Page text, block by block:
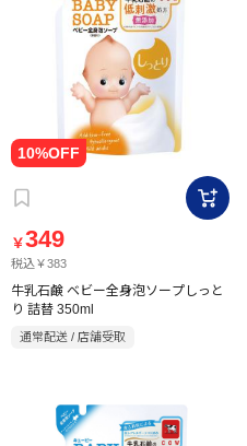
￥349
税込￥383
牛乳石鹸 ベビー全身泡ソープしっと
り 詰替 350ml
通常配送 / 店舗受取